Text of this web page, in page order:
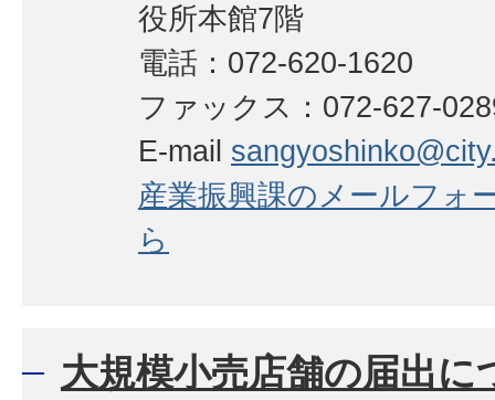
役所本館7階
電話：072-620-1620
ファックス：072-627-
E-mail
産業振興課のメールフォ
ら
大規模小売店舗の届出に